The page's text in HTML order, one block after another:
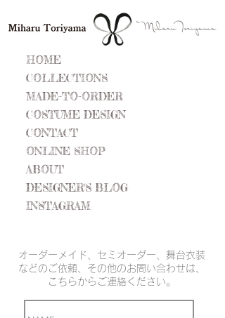
HOME
COLLECTIONS
MADE-TO-ORDER
COSTUME DESIGN
CONTACT
ONLINE SHOP
ABOUT
DESIGNER'S BLOG
INSTAGRAM
オーダーメイド、セミオーダー、舞台衣装
などのご依頼、その他のお問い合わせは、
こちらからご連絡ください。